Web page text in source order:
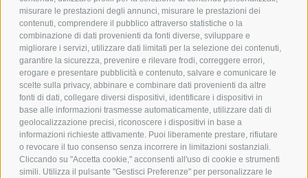
misurare le prestazioni degli annunci, misurare le prestazioni dei
contenuti, comprendere il pubblico attraverso statistiche o la
combinazione di dati provenienti da fonti diverse, sviluppare e
migliorare i servizi, utilizzare dati limitati per la selezione dei contenuti,
garantire la sicurezza, prevenire e rilevare frodi, correggere errori,
erogare e presentare pubblicità e contenuto, salvare e comunicare le
scelte sulla privacy, abbinare e combinare dati provenienti da altre
fonti di dati, collegare diversi dispositivi, identificare i dispositivi in
base alle informazioni trasmesse automaticamente, utilizzare dati di
geolocalizzazione precisi, riconoscere i dispositivi in base a
informazioni richieste attivamente. Puoi liberamente prestare, rifiutare
o revocare il tuo consenso senza incorrere in limitazioni sostanziali.
Cliccando su "Accetta cookie," acconsenti all'uso di cookie e strumenti
simili. Utilizza il pulsante "Gestisci Preferenze" per personalizzare le
PAGAMENTI SICURI
AZIENDA
CHI SIAMO
MARCHI TRATTATI
CONDOMINI